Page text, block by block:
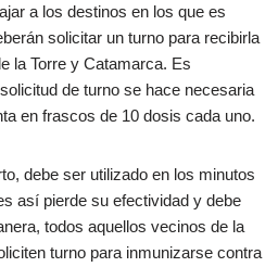
a los destinos en los que es
solicitar un turno para recibirla
la Torre y Catamarca. Es
de turno se hace necesaria
en frascos de 10 dosis cada uno.
debe ser utilizado en los minutos
así pierde su efectividad y debe
todos aquellos vecinos de la
turno para inmunizarse contra